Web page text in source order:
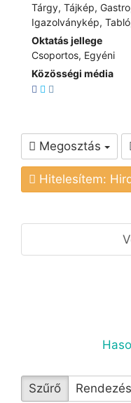
Tárgy, Tájkép,
Igazolványkép,
Oktatás jellege
Csoportos, Egyéni
Közösségi média
Megosztás
Hitelesítem:
Szűrő